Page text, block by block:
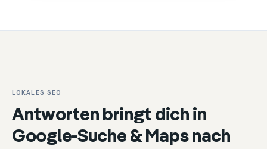
LOKALES SEO
Antworten bringt dich in
Google-Suche & Maps nach